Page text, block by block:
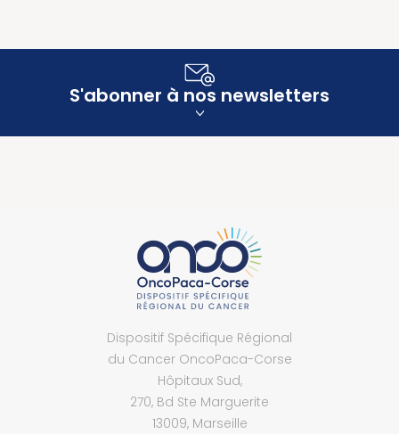
S'abonner à nos newsletters
Dispositif Spécifique Régional
du Cancer OncoPaca-Corse
Hôpitaux Sud,
270, Bd Ste Marguerite
13009, Marseille